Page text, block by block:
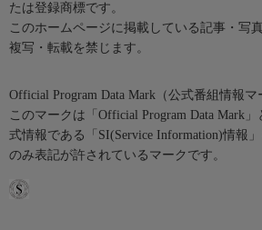
たは登録商標です。
このホームページに掲載している記事・写
複写・転載を禁じます。
Official Program Data Mark（公式番組情報マ
このマークは「Official Program Data Mark
式情報である「SI(Service Information)情報
のみ表記が許されているマークです。